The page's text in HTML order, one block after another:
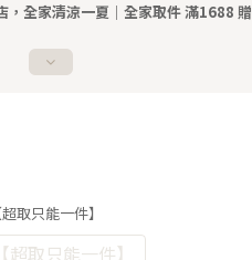
，全家清涼一夏｜全家取件 滿1688 贈
取只能一件】
取只能一件】